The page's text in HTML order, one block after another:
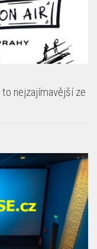
nejzajímavější ze